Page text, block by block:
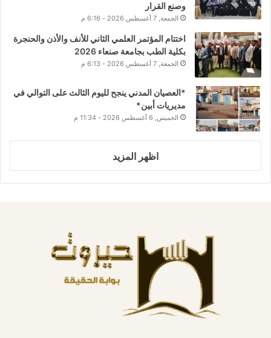
وصنع القرار
الجمعة, 7 أغسطس 2026 - 6:16 م
اختتام المؤتمر العلمي الثاني للأنف والأذن والحنجرة
بكلية الطب بجامعة صنعاء 2026
الجمعة, 7 أغسطس 2026 - 6:13 م
*العصيان المدني ينجح لليوم الثالث على التوالي في
مديريات أبين*
الخميس, 6 أغسطس 2026 - 11:34 م
اظهر المزيد